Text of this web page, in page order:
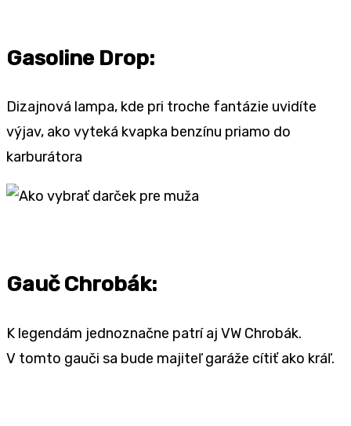
Gasoline Drop:
Dizajnová lampa, kde pri troche fantázie uvidíte
výjav, ako vyteká kvapka benzínu priamo do
karburátora
Gauč Chrobák:
K legendám jednoznačne patrí aj VW Chrobák.
V tomto gauči sa bude majiteľ garáže cítiť ako kráľ.